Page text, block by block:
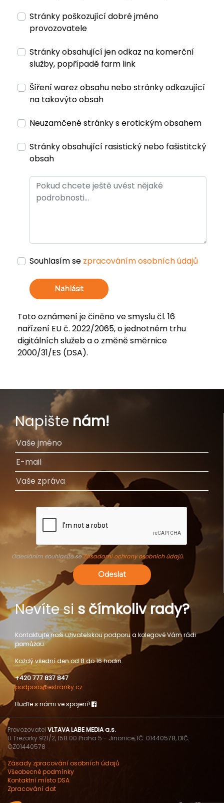
Stránky poškozující dobré jméno
provozovatele
Stránky obsahující jen odkaz na komerční
služby, popřípadě farm link
Šíření warez obsahu nebo stránky odkazující
na takovýto obsah
Neuzamčené stránky s erotickým obsahem
Stránky obsahující rasistický nebo fašistitcký
obsah
Souhlasím se zpracováním osobních údajů
Nahlásit
Toto oznámení je činěno ve smyslu čl. 16
nařízení EU č. 2022/2065, o jednotném trhu
digitálních služeb a o změně směrnice
2000/31/ES (DSA).
Napište nám!
Odesláním souhlasíte seZásadami ochrany osobních údajů.
Odeslat
Nevíte si s čímkoliv rady?
Kontaktujte naši uživatelskou podporu a kolegové Vám rádi
pomůžou.
Každý všední den od 8 do 16 hodin.
+420 777 837 847
podpora@estranky.cz
Buďte s námi ve spojení!
Provozovatel VLTAVA LABE MEDIA a.s.
U Trezorky 921/2, 158 00 Praha 5 - Jinonice, IČ: 01440578, DIČ:
CZ01440578
Zásady zpracování osobních údajů
Všeobecné podmínky
Kontaktní místo DSA
Zpracování dat